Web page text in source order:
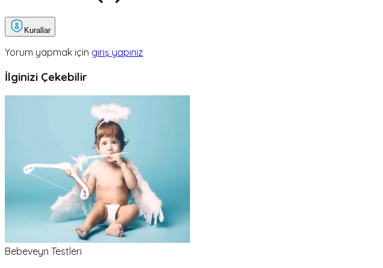
Kurallar
Yorum yapmak için giriş yapınız
İlginizi Çekebilir
Bebeveyn Testleri